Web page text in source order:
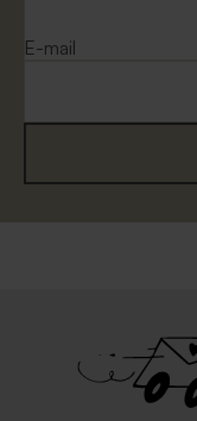
E-mail